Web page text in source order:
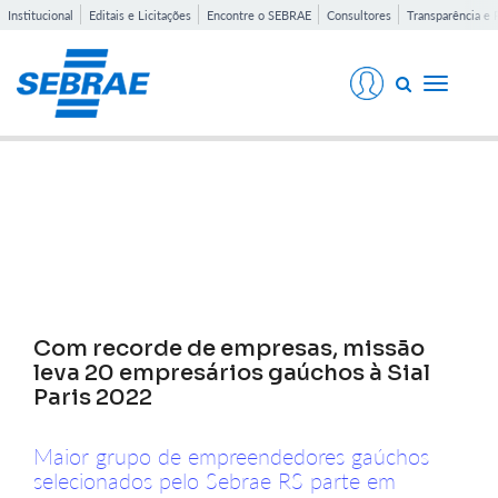
Institucional Editais e Licitações Encontre o SEBRAE Consultores Transparência e
Toggle
Com recorde de empresas, missão
leva 20 empresários gaúchos à Sial
Paris 2022
Maior grupo de empreendedores gaúchos
selecionados pelo Sebrae RS parte em